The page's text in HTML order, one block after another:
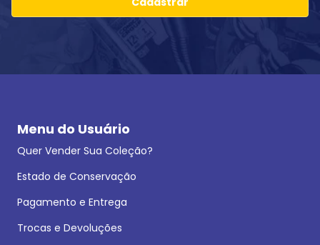
Menu do Usuário
Quer Vender Sua Coleção?
Estado de Conservação
Pagamento e Entrega
Trocas e Devoluções